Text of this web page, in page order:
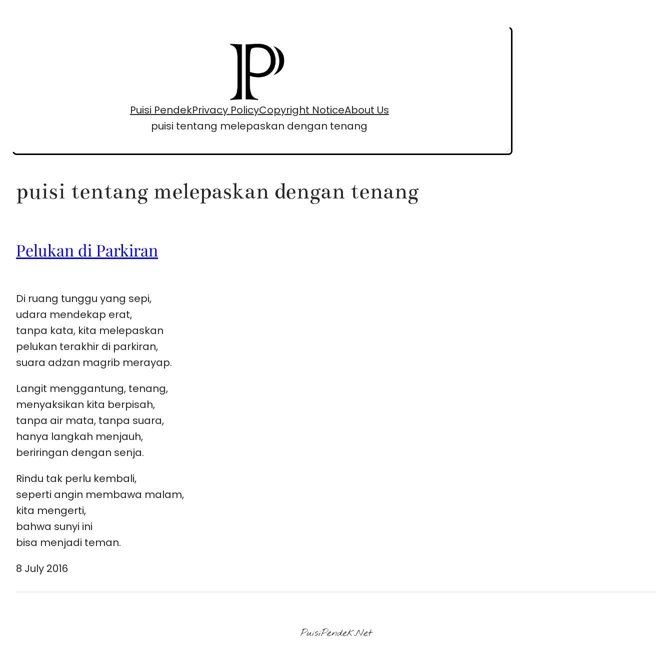
Puisi PendekPrivacy PolicyCopyright NoticeAbout Us
puisi tentang melepaskan dengan tenang
puisi tentang melepaskan dengan tenang
Pelukan di Parkiran
Di ruang tunggu yang sepi,
udara mendekap erat,
tanpa kata, kita melepaskan
pelukan terakhir di parkiran,
suara adzan magrib merayap.
Langit menggantung, tenang,
menyaksikan kita berpisah,
tanpa air mata, tanpa suara,
hanya langkah menjauh,
beriringan dengan senja.
Rindu tak perlu kembali,
seperti angin membawa malam,
kita mengerti,
bahwa sunyi ini
bisa menjadi teman.
8 July 2016
PuisiPendek.Net